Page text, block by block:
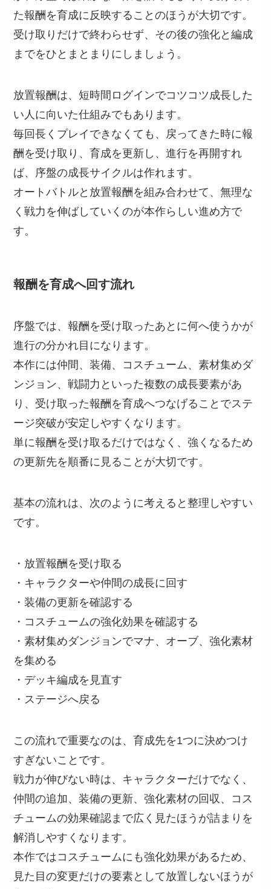
た報酬を育成に反映することのほうが大切です。
受け取りだけで終わらせず、その後の強化と編成
までをひとまとまりにしましょう。
放置報酬は、短時間ログインでコツコツ成長した
い人に向いた仕組みでもあります。
毎回長くプレイできなくても、戻ってきた時に報
酬を受け取り、育成を更新し、進行を再開すれ
ば、序盤の成長サイクルは作れます。
オートバトルと放置報酬を組み合わせて、無理な
く戦力を伸ばしていくのが本作らしい進め方で
す。
報酬を育成へ回す流れ
序盤では、報酬を受け取ったあとに何へ使うかが
進行の分かれ目になります。
本作には仲間、装備、コスチューム、素材集めダ
ンジョン、戦闘力といった複数の成長要素があ
り、受け取った報酬を育成へつなげることでステ
ージ突破が安定しやすくなります。
単に報酬を受け取るだけではなく、強くなるため
の更新先を順番に見ることが大切です。
基本の流れは、次のように考えると整理しやすい
です。
・放置報酬を受け取る
・キャラクターや仲間の成長に回す
・装備の更新を確認する
・コスチュームの強化効果を確認する
・素材集めダンジョンでマナ、オーブ、強化素材
を集める
・デッキ編成を見直す
・ステージへ戻る
この流れで重要なのは、育成先を1つに決めつけ
すぎないことです。
戦力が伸びない時は、キャラクターだけでなく、
仲間の追加、装備の更新、強化素材の回収、コス
チュームの効果確認まで広く見たほうが詰まりを
解消しやすくなります。
本作ではコスチュームにも強化効果があるため、
見た目の変更だけの要素として放置しないほうが